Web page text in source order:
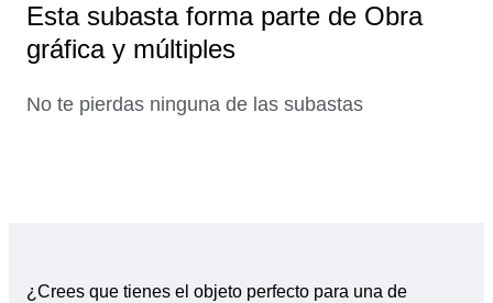
Esta subasta forma parte de Obra
gráfica y múltiples
No te pierdas ninguna de las subastas
¿Crees que tienes el objeto perfecto para una de